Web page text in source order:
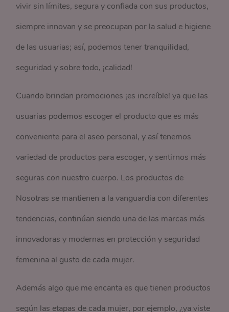
vivir sin límites, segura y confiada con sus productos,
siempre innovan y se preocupan por la salud e higiene
de las usuarias; así, podemos tener tranquilidad,
seguridad y sobre todo, ¡calidad!
Cuando brindan promociones ¡es increíble! ya que las
usuarias podemos escoger el producto que es más
conveniente para el aseo personal, y así tenemos
variedad de productos para escoger, y sentirnos más
seguras con nuestro cuerpo. Los productos de
Nosotras se mantienen a la vanguardia con diferentes
tendencias, continúan siendo una de las marcas más
innovadoras y modernas en protección y seguridad
femenina al gusto de cada mujer.
Además algo que me encanta es que tienen productos
según las etapas de cada mujer, por ejemplo, ¿ya viste